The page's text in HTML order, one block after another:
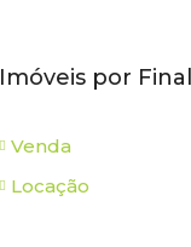
Imóveis por
Venda
Locação